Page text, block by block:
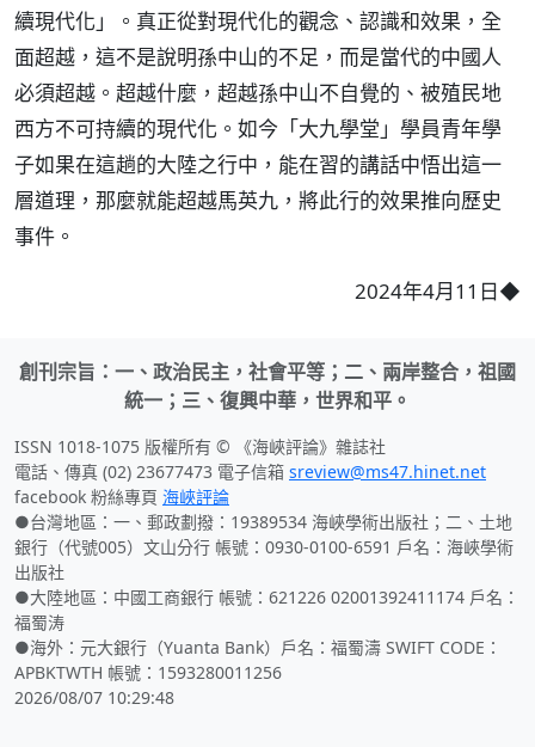
續現代化」。真正從對現代化的觀念、認識和效果，全
面超越，這不是說明孫中山的不足，而是當代的中國人
必須超越。超越什麼，超越孫中山不自覺的、被殖民地
西方不可持續的現代化。如今「大九學堂」學員青年學
子如果在這趟的大陸之行中，能在習的講話中悟出這一
層道理，那麼就能超越馬英九，將此行的效果推向歷史
事件。
2024年4月11日◆
創刊宗旨：一、政治民主，社會平等；二、兩岸整合，祖國
統一；三、復興中華，世界和平。
ISSN 1018-1075 版權所有 © 《海峽評論》雜誌社
電話、傳真 (02) 23677473 電子信箱 sreview@ms47.hinet.net
facebook 粉絲專頁 海峽評論
●台灣地區：一、郵政劃撥：19389534 海峽學術出版社；二、土地
銀行（代號005）文山分行 帳號：0930-0100-6591 戶名：海峽學術
出版社
●大陸地區：中國工商銀行 帳號：621226 02001392411174 戶名：
福蜀涛
●海外：元大銀行（Yuanta Bank）戶名：福蜀濤 SWIFT CODE：
APBKTWTH 帳號：1593280011256
2026/08/07 10:29:48